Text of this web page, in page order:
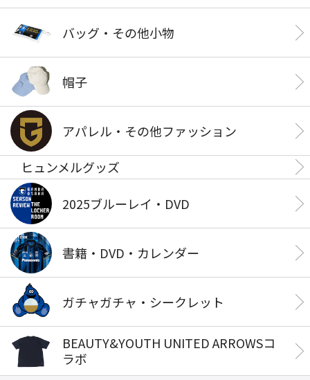
バッグ・その他小物
帽子
アパレル・その他ファッション
ヒュンメルグッズ
2025ブルーレイ・DVD
書籍・DVD・カレンダー
ガチャガチャ・シークレット
BEAUTY&YOUTH UNITED ARROWSコ
ラボ